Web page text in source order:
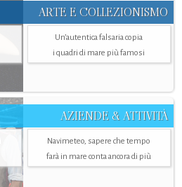
ARTE E COLLEZIONISMO
Un’autentica falsaria copia
i quadri di mare più famosi
AZIENDE & ATTIVITÀ
Navimeteo, sapere che tempo
farà in mare conta ancora di più